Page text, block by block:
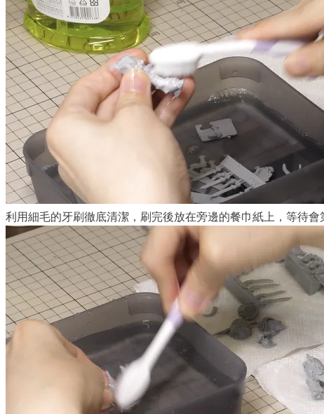
利用細毛的牙刷徹底清潔，刷完後放在旁邊的餐巾紙上，等待會